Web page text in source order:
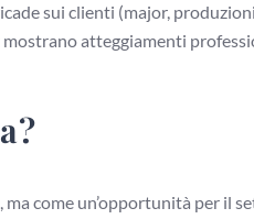
sui clienti (major,
atteggiamenti
come un’opportunità per il